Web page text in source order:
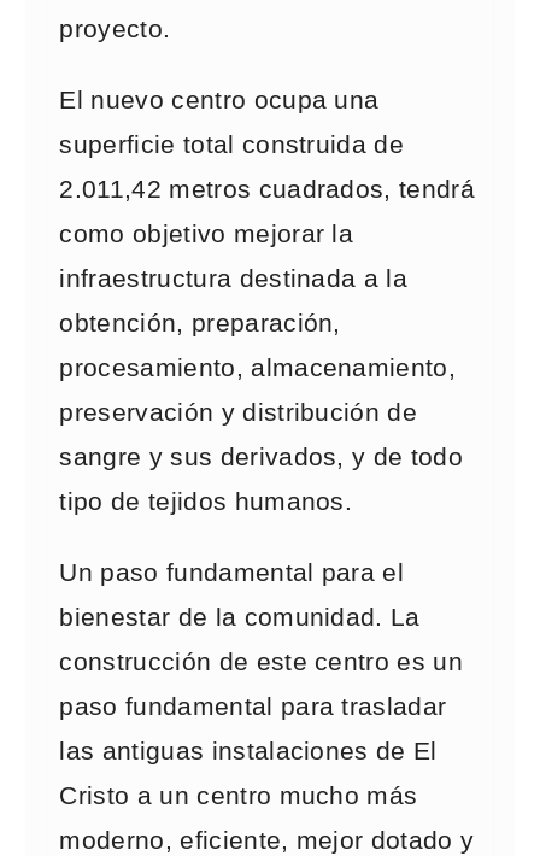
proyecto.
El nuevo centro ocupa una
superficie total construida de
2.011,42 metros cuadrados, tendrá
como objetivo mejorar la
infraestructura destinada a la
obtención, preparación,
procesamiento, almacenamiento,
preservación y distribución de
sangre y sus derivados, y de todo
tipo de tejidos humanos.
Un paso fundamental para el
bienestar de la comunidad. La
construcción de este centro es un
paso fundamental para trasladar
las antiguas instalaciones de El
Cristo a un centro mucho más
moderno, eficiente, mejor dotado y